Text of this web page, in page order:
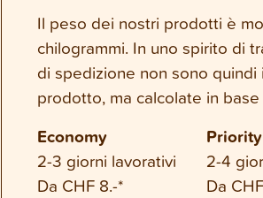
Il peso dei nostri prodotti è
chilogrammi. In uno spirito di
di spedizione non sono
prodotto, ma calcolate in
Economy
2-3 giorni lavorativi
Da CHF 8.-*
Priority
2-4
Da